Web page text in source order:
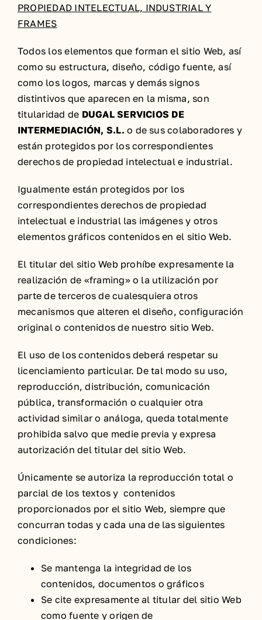
PROPIEDAD INTELECTUAL, INDUSTRIAL Y
FRAMES
Todos los elementos que forman el sitio Web, así
como su estructura, diseño, código fuente, así
como los logos, marcas y demás signos
distintivos que aparecen en la misma, son
titularidad de DUGAL SERVICIOS DE
INTERMEDIACIÓN, S.L.o de sus colaboradores y
están protegidos por los correspondientes
derechos de propiedad intelectual e industrial.
Igualmente están protegidos por los
correspondientes derechos de propiedad
intelectual e industrial las imágenes y otros
elementos gráficos contenidos en el sitio Web.
El titular del sitio Web prohíbe expresamente la
realización de «framing» o la utilización por
parte de terceros de cualesquiera otros
mecanismos que alteren el diseño, configuración
original o contenidos de nuestro sitio Web.
El uso de los contenidos deberá respetar su
licenciamiento particular. De tal modo su uso,
reproducción, distribución, comunicación
pública, transformación o cualquier otra
actividad similar o análoga, queda totalmente
prohibida salvo que medie previa y expresa
autorización del titular del sitio Web.
Únicamente se autoriza la reproducción total o
parcial de los textos y contenidos
proporcionados por el sitio Web, siempre que
concurran todas y cada una de las siguientes
condiciones:
Se mantenga la integridad de los
contenidos, documentos o gráficos
Se cite expresamente al titular del sitio Web
como fuente y origen de